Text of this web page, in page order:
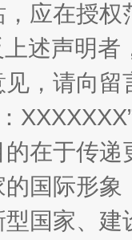
应在授
上述声明
，请向
在于传
国际形
国家、